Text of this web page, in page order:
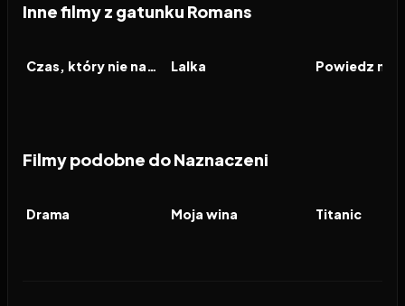
Inne filmy z gatunku Romans
FILM Czas, który nie nadszedł FILM
Lalka FILM
Filmy podobne do Naznaczeni
FILM
Drama FILM
Moja wina FILM
Titanic